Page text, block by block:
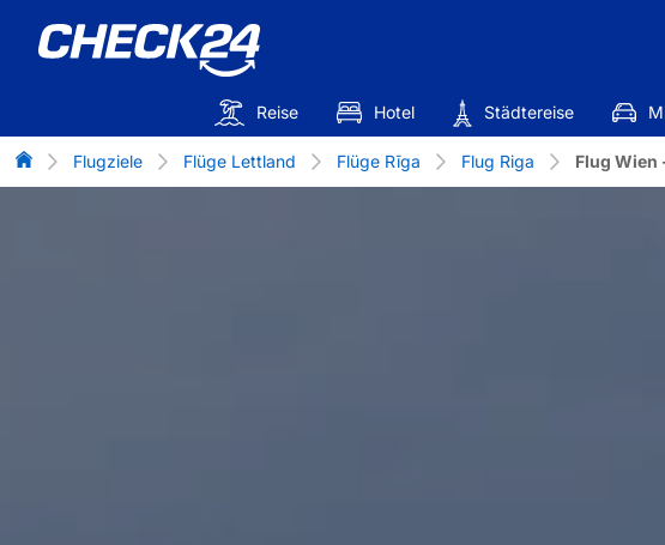
Reise Hotel Städtereise
Flug-Vergleich
Flugziele Flüge Lettland Flüge Rīga Flug Riga Flug Wien